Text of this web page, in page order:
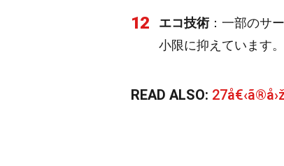
12 エコ技術：一部のサ
小限に抑えています。
READ ALSO: